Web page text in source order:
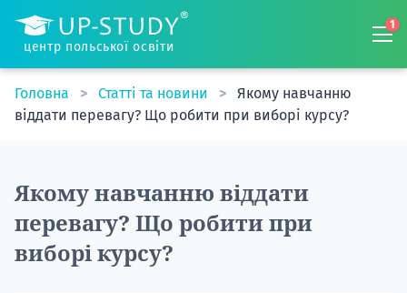
центр польської освіти
1
Головна Статті та новини
Якому навчанню
віддати перевагу? Що робити при виборі курсу?
Якому навчанню віддати
перевагу? Що робити при
виборі курсу?